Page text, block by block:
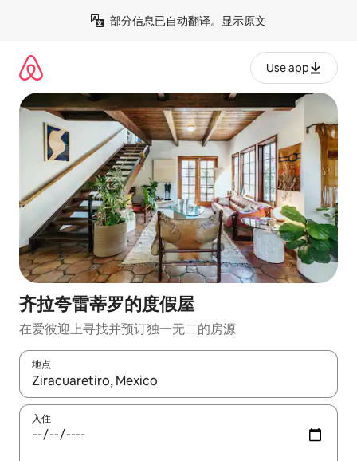
部分信息已自动翻译。 显示原文
Use app
齐拉夸雷蒂罗的度假屋
在爱彼迎上寻找并预订独一无二的房源
地点
如有搜索结果，请使用上下方向键查看，或通过点击或滑动手势
入住